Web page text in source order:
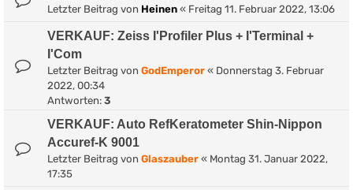
Letzter Beitrag von Heinen « Freitag 11. Februar 2022, 13:06
VERKAUF: Zeiss I'Profiler Plus + I'Terminal +
I'Com
Letzter Beitrag von GodEmperor « Donnerstag 3. Februar
2022, 00:34
Antworten: 3
VERKAUF: Auto RefKeratometer Shin-Nippon
Accuref-K 9001
Letzter Beitrag von Glaszauber « Montag 31. Januar 2022,
17:35